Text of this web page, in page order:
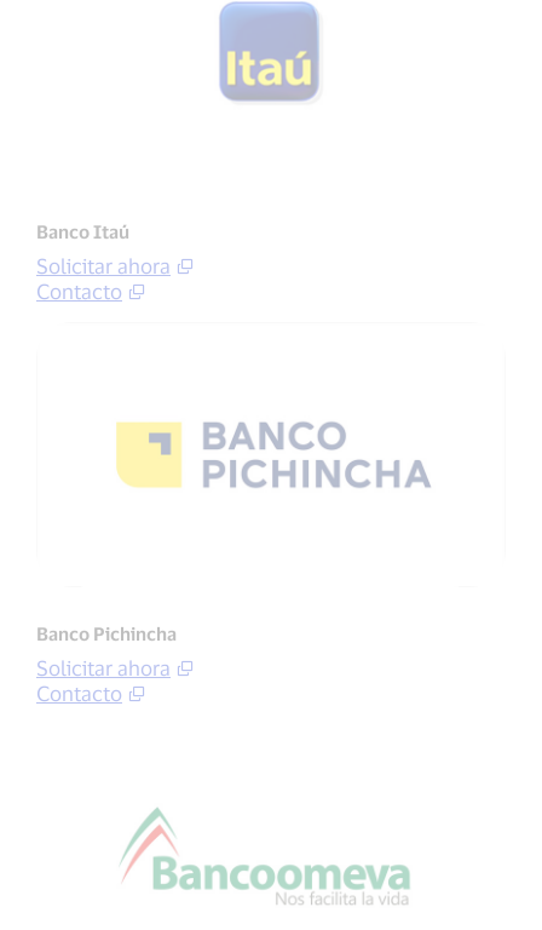
Banco Itaú
Solicitar ahora
Contacto
Banco Pichincha
Solicitar ahora
Contacto